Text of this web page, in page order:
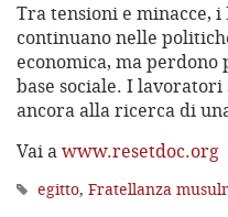
Tra tensioni e minacce,
continuano nelle
economica, ma
base sociale. I
ancora alla ricerca di
Vai awww.resetdoc.org
egitto, Fratellanza